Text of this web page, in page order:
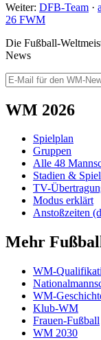
Weiter: DFB-Team ·
26 FWM
Die Fußball-
News
WM 2026
Spielplan
Gruppen
Alle 48
Stadien &
TV-
Modus erklärt
Anstoßzeiten
Mehr
WM-
WM-
Klub-WM
Frauen-Fußball
WM 2030